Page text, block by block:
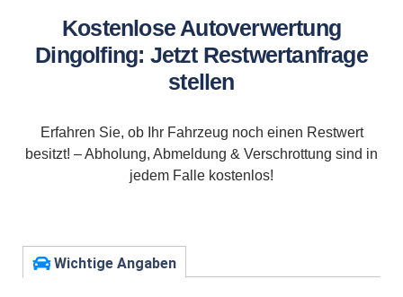
Kostenlose Autoverwertung
Dingolfing: Jetzt Restwertanfrage
stellen
Erfahren Sie, ob Ihr Fahrzeug noch einen Restwert
besitzt! – Abholung, Abmeldung & Verschrottung sind in
jedem Falle kostenlos!
Wichtige Angaben